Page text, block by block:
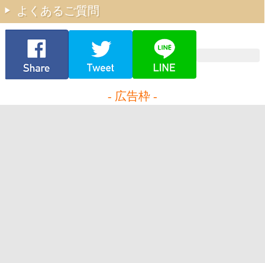
よくあるご質問
- 広告枠 -